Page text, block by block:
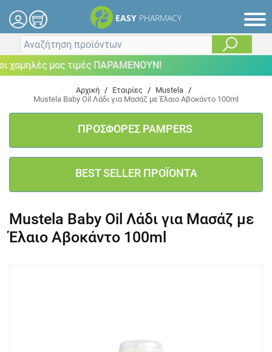
EASY PHARMACY
μας τιμές ΠΑΡΑΜΕΝΟΥΝ!
Αρχική / Εταιρίες / Mustela /
Mustela Baby Oil Λάδι για Μασάζ με Έλαιο Αβοκάντο 100ml
ΠΡΟΣΦΟΡΕΣ PAMPERS
BEST SELLER ΠΡΟΪΟΝΤΑ
Mustela Baby Oil Λάδι για Μασάζ με
Έλαιο Αβοκάντο 100ml